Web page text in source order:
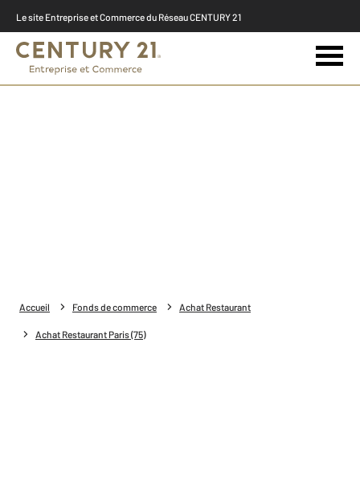
Le site Entreprise et Commerce du Réseau CENTURY 21
Accueil Fonds de commerce Achat Restaurant
Achat Restaurant Paris (75)